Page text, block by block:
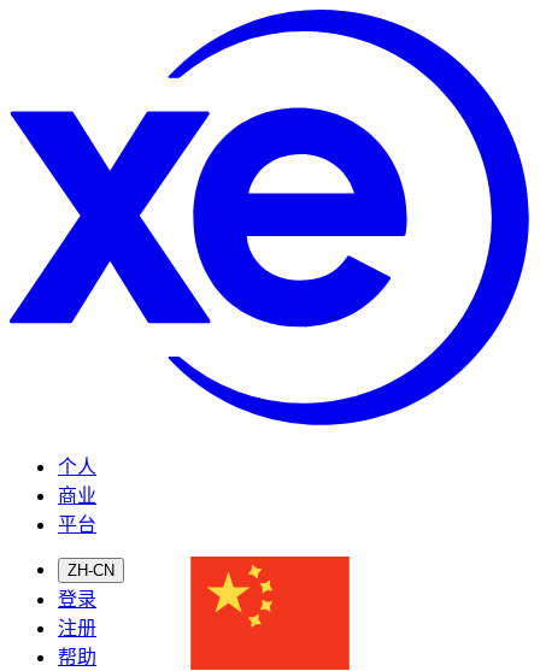
个人
商业
平台
ZH-CN
登录
注册
帮助